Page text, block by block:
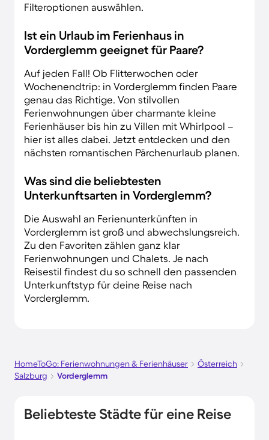
Filteroptionen auswählen.
Ist ein Urlaub im Ferienhaus in
Vorderglemm geeignet für Paare?
Auf jeden Fall! Ob Flitterwochen oder
Wochenendtrip: in Vorderglemm finden Paare
genau das Richtige. Von stilvollen
Ferienwohnungen über charmante kleine
Ferienhäuser bis hin zu Villen mit Whirlpool –
hier ist alles dabei. Jetzt entdecken und den
nächsten romantischen Pärchenurlaub planen.
Was sind die beliebtesten
Unterkunftsarten in Vorderglemm?
Die Auswahl an Ferienunterkünften in
Vorderglemm ist groß und abwechslungsreich.
Zu den Favoriten zählen ganz klar
Ferienwohnungen und Chalets. Je nach
Reisestil findest du so schnell den passenden
Unterkunftstyp für deine Reise nach
Vorderglemm.
HomeToGo: Ferienwohnungen & Ferienhäuser
Österreich
Salzburg
Vorderglemm
Beliebteste Städte für eine Reise